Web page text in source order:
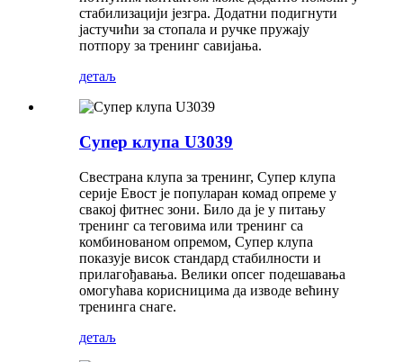
стабилизацији језгра. Додатни подигнути
јастучићи за стопала и ручке пружају
потпору за тренинг савијања.
детаљ
Супер клупа U3039
Свестрана клупа за тренинг, Супер клупа
серије Евост је популаран комад опреме у
свакој фитнес зони. Било да је у питању
тренинг са теговима или тренинг са
комбинованом опремом, Супер клупа
показује висок стандард стабилности и
прилагођавања. Велики опсег подешавања
омогућава корисницима да изводе већину
тренинга снаге.
детаљ